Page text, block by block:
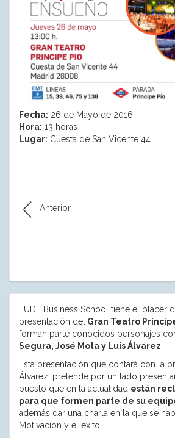
Fecha: 26 de Mayo de 2016
Hora: 13 horas
Lugar: Cuesta de San Vicente 44
Anterior
EUDE Business School tiene el placer
presentación del Gran Teatro
forman parte conocidos personajes
Segura, José Mota y Luis Álvarez
Esta presentación que contará con la
Álvarez, pretende por un lado
puesto que en la actualidad están
para que formen parte de su
además dar una charla en la que se
Motivación y el éxito.